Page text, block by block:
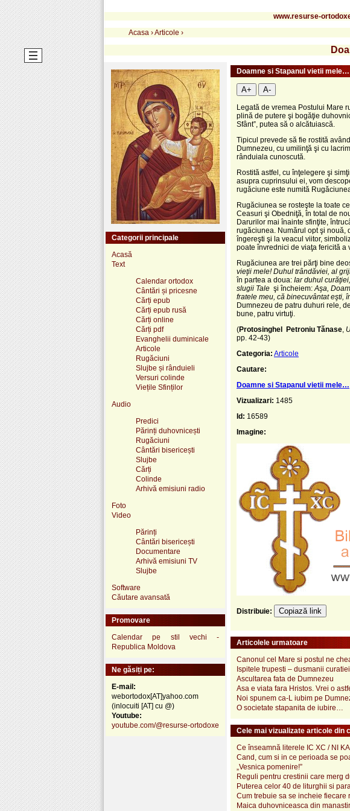
www.resurse-
Acasa ›Articole ›
Doamne si Stapanul vietii mele…
A+ A-
Legată de vremea Postului Mare
plină de putere şi bogăţie
Sfânt”, putea să o alcătuiască.
Tipicul prevede să fie rostită
Dumnezeu, cu umilinţă şi cu
rânduiala cunoscută.
Rostită astfel, cu înţelegere şi
asupra cuprinsului ei, vom
rugăciune este numită
Rugăciunea se rosteşte la toate
Ceasuri şi Obedniţă, în total de
Darurilor mai înainte sfinţite,
rugăciunea. Numărul opt şi nouă,
îngereşti şi la veacul viitor,
poate învrednici de viaţa fericită a
Rugăciunea are trei părţi bine
vieţii mele! Duhul trândăviei, al
în partea a doua: Iar duhul
slugii Tale şi încheiem: Aşa,
fratele meu, că binecuvântat eşti,
Dumnezeu de patru duhuri rele,
bune, patru virtuţi.
(Protosinghel Petroniu Tănase
pp. 42-43)
Categoria: Articole
Cautare:
Doamne si Stapanul vietii mele…
Vizualizari: 1485
Id: 16589
Imagine:
Distribuie: Copiază link
Articolele urmatoare
Canonul cel Mare si postul ne
Ispitele trupesti – dusmanii curatiei
Ascultarea fata de Dumnezeu
Asa e viata fara Hristos. Vrei o
Noi spunem ca-L iubim pe
O societate stapanita de iubire…
Cele mai vizualizate articole din
Ce înseamnă literele IC XC / NI
Cand, cum si in ce perioada se
„Vesnica pomenire!”
Reguli pentru crestinii care merg
Puterea celor 40 de liturghii si
Cum trebuie sa se incheie fiecare
Maica duhovniceasca din
Categorii principale
Acasă
Text
Calendar ortodox
Cântări și pricesne
Cărți epub
Cărți epub rusă
Cărți online
Cărți pdf
Evanghelii duminicale
Articole
Rugăciuni
Slujbe și rânduieli
Versuri colinde
Viețile Sfinților
Audio
Predici
Părinți duhovnicești
Rugăciuni
Cântări bisericești
Slujbe
Cărți
Colinde
Arhivă emisiuni radio
Foto
Video
Părinți
Cântări bisericești
Documentare
Arhivă emisiuni TV
Slujbe
Software
Căutare avansată
Promovare
Calendar pe stil vechi -
Republica Moldova
Ne găsiți pe:
E-mail:
webortodox[AT]yahoo.com
(inlocuiti [AT] cu @)
Youtube:
youtube.com/@resurse-ortodoxe